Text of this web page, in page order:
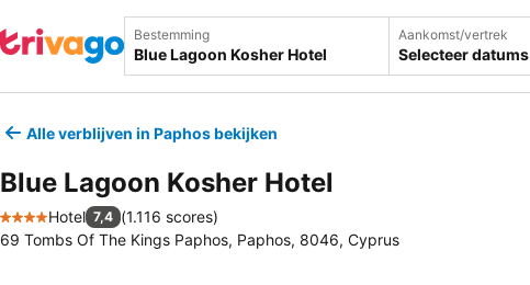
Bestemming Aankomst/vertrek
Selecteer datums
Alle verblijven in Paphos bekijken
Blue Lagoon Kosher Hotel
4 Sterren
Hotel 7,4 (1.116 scores)
69 Tombs Of The Kings Paphos, Paphos, 8046, Cyprus